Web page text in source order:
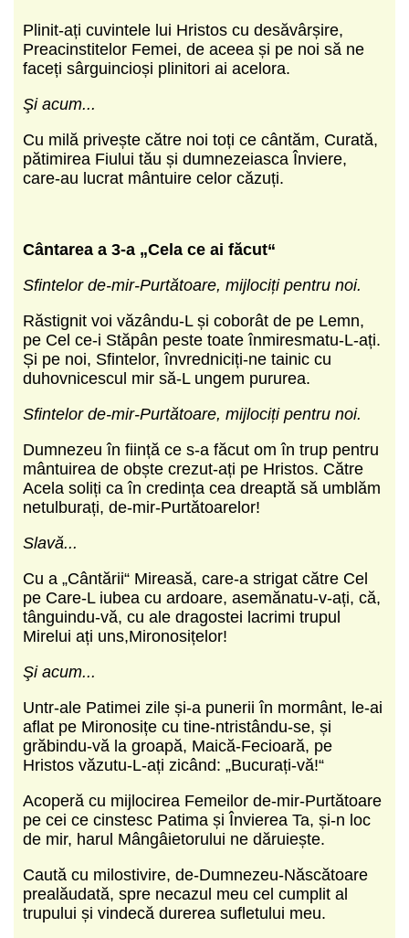
Plinit-ați cuvintele lui Hristos cu desăvârșire,
Preacinstitelor Femei, de aceea și pe noi să ne
faceți sârguincioși plinitori ai acelora.
Şi acum...
Cu milă privește către noi toți ce cântăm, Curată,
pătimirea Fiului tău și dumnezeiasca Înviere,
care-au lucrat mântuire celor căzuți.
Cântarea a 3-a „Cela ce ai făcut“
Sfintelor de-mir-Purtătoare, mijlociți pentru noi.
Răstignit voi văzându-L și coborât de pe Lemn,
pe Cel ce-i Stăpân peste toate înmiresmatu-L-ați.
Și pe noi, Sfintelor, învredniciți-ne tainic cu
duhovnicescul mir să-L ungem pururea.
Sfintelor de-mir-Purtătoare, mijlociți pentru noi.
Dumnezeu în ființă ce s-a făcut om în trup pentru
mântuirea de obște crezut-ați pe Hristos. Către
Acela soliți ca în credința cea dreaptă să umblăm
netulburați, de-mir-Purtătoarelor!
Slavă...
Cu a „Cântării“ Mireasă, care-a strigat către Cel
pe Care-L iubea cu ardoare, asemănatu-v-ați, că,
tânguindu-vă, cu ale dragostei lacrimi trupul
Mirelui ați uns,Mironosițelor!
Şi acum...
Untr-ale Patimei zile și-a punerii în mormânt, le-ai
aflat pe Mironosițe cu tine-ntristându-se, și
grăbindu-vă la groapă, Maică-Fecioară, pe
Hristos văzutu-L-ați zicând: „Bucurați-vă!“
Acoperă cu mijlocirea Femeilor de-mir-Purtătoare
pe cei ce cinstesc Patima și Învierea Ta, și-n loc
de mir, harul Mângâietorului ne dăruiește.
Caută cu milostivire, de-Dumnezeu-Născătoare
prealăudată, spre necazul meu cel cumplit al
trupului și vindecă durerea sufletului meu.